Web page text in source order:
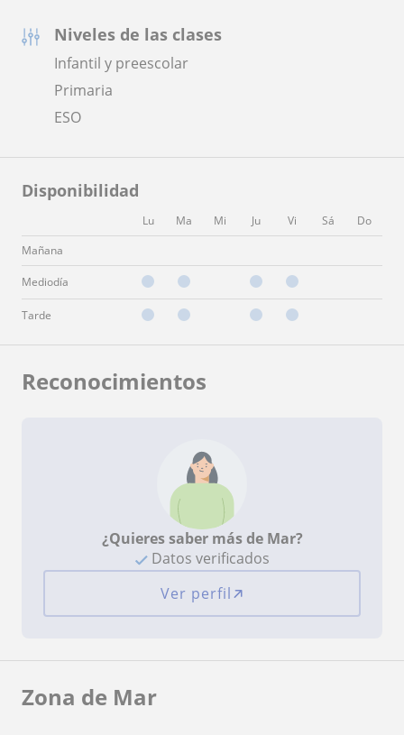
Niveles de las clases
Infantil y preescolar
Primaria
ESO
Disponibilidad
Lu Ma Mi Ju Vi Sá
Do
Mañana
Mediodía
Tarde
Reconocimientos
¿Quieres saber más de Mar?
Datos verificados
Ver perfil
Zona de Mar